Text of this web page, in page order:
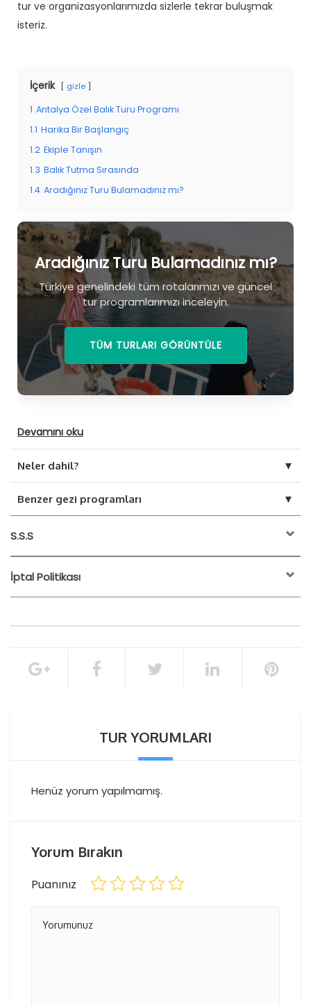
tur ve organizasyonlarımızda sizlerle tekrar buluşmak
isteriz.
İçerik gizle
1 Antalya Özel Balık Turu Programı
1.1 Harika Bir Başlangıç
1.2 Ekiple Tanışın
1.3 Balık Tutma Sırasında
1.4 Aradığınız Turu Bulamadınız mı?
Aradığınız Turu Bulamadınız mı?
Türkiye genelindeki tüm rotalarımızı ve güncel
tur programlarımızı inceleyin.
TÜM TURLARI GÖRÜNTÜLE
Devamını oku
Neler dahil? ▼
Benzer gezi programları ▼
S.S.S
Klimalı otobüsler
Sigorta
İptal Politikası
saatinden 24 saat öncesine kadar
toplam rezervasyon tutarının %100’ü
İptal Politikası
TUR YORUMLARI
Henüz yorum yapılmamış.
Yorum Bırakın
Puanınız